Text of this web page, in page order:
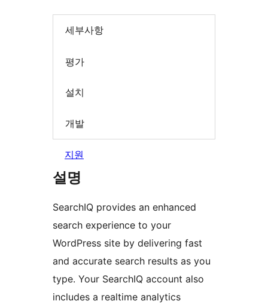
세부사항
평가
설치
개발
지원
설명
SearchIQ provides an enhanced
search experience to your
WordPress site by delivering fast
and accurate search results as you
type. Your SearchIQ account also
includes a realtime analytics